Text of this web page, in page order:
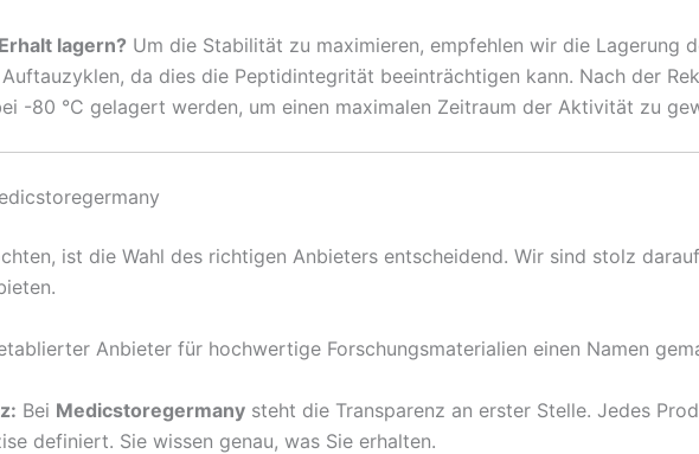
lagern? Um die Stabilität zu maximieren, empfehlen wir die Lagerung
da dies die Peptidintegrität beeinträchtigen kann. Nach der
-80 °C gelagert werden, um einen maximalen Zeitraum der Aktivität zu
ist die Wahl des richtigen Anbieters entscheidend. Wir sind stolz
Anbieter für hochwertige Forschungsmaterialien einen Namen
Bei Medicstoregermany steht die Transparenz an erster Stelle. Jedes
definiert. Sie wissen genau, was Sie erhalten.